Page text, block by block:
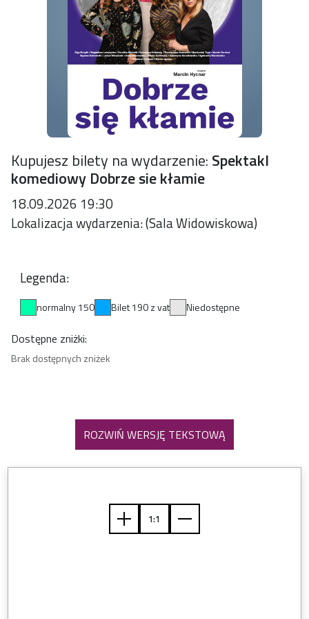
Kupujesz bilety na wydarzenie: Spektakl
komediowy Dobrze sie kłamie
18.09.2026 19:30
Lokalizacja wydarzenia: (Sala Widowiskowa)
Legenda:
normalny 150 Bilet 190 z vat Niedostępne
Dostępne zniżki:
Brak dostępnych zniżek
ROZWIŃ WERSJĘ TEKSTOWĄ